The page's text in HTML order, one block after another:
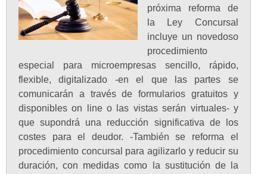
próxima reforma de
la Ley Concursal
incluye un novedoso
procedimiento
especial para microempresas sencillo, rápido,
flexible, digitalizado -en el que las partes se
comunicarán a través de formularios gratuitos y
disponibles on line o las vistas serán virtuales- y
que supondrá una reducción significativa de los
costes para el deudor. -También se reforma el
procedimiento concursal para agilizarlo y reducir su
duración, con medidas como la sustitución de la